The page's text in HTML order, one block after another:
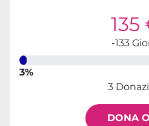
135
-133
3%
3
DONA